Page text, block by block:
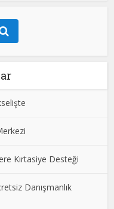
Kırtasiye Desteği
Danışmanlık